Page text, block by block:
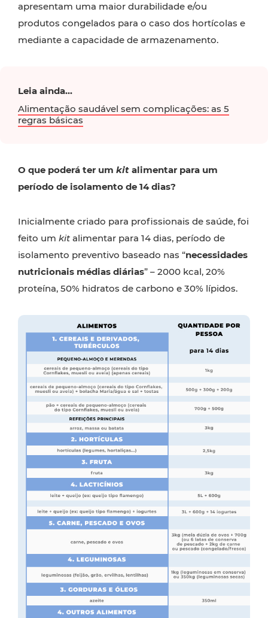
apresentam uma maior durabilidade e/ou
produtos congelados para o caso dos hortícolas e
mediante a capacidade de armazenamento.
Leia ainda...
Alimentação saudável sem complicações: as 5
regras básicas
O que poderá ter um kit alimentar para um
período de isolamento de 14 dias?
Inicialmente criado para profissionais de saúde, foi
feito um kit alimentar para 14 dias, período de
isolamento preventivo baseado nas “necessidades
nutricionais médias diárias” – 2000 kcal, 20%
proteína, 50% hidratos de carbono e 30% lípidos.